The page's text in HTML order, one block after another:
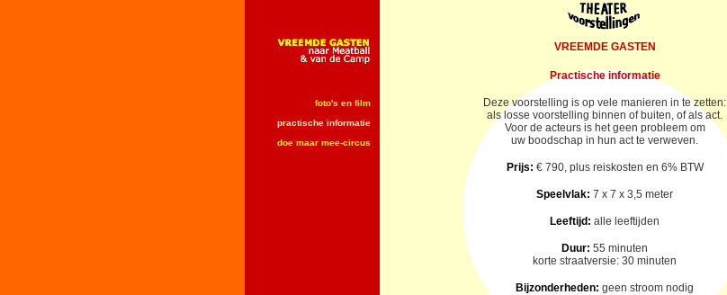
foto's en film
practische informatie
doe maar mee-circus
VREEMDE GASTEN
Practische informatie
Deze voorstelling is op vele manieren in te zetten:
als losse voorstelling binnen of buiten, of als act.
Voor de acteurs is het geen probleem om
uw boodschap in hun act te verweven.
Prijs: € 790, plus reiskosten en 6% BTW
Speelvlak: 7 x 7 x 3,5 meter
Leeftijd: alle leeftijden
Duur: 55 minuten
korte straatversie: 30 minuten
Bijzonderheden: geen stroom nodig